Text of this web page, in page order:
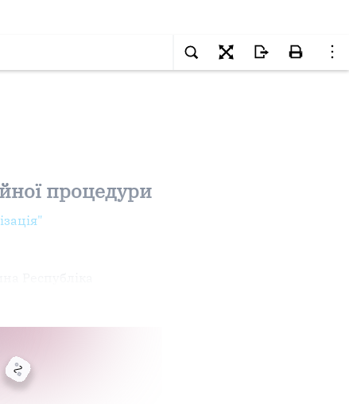
процедури